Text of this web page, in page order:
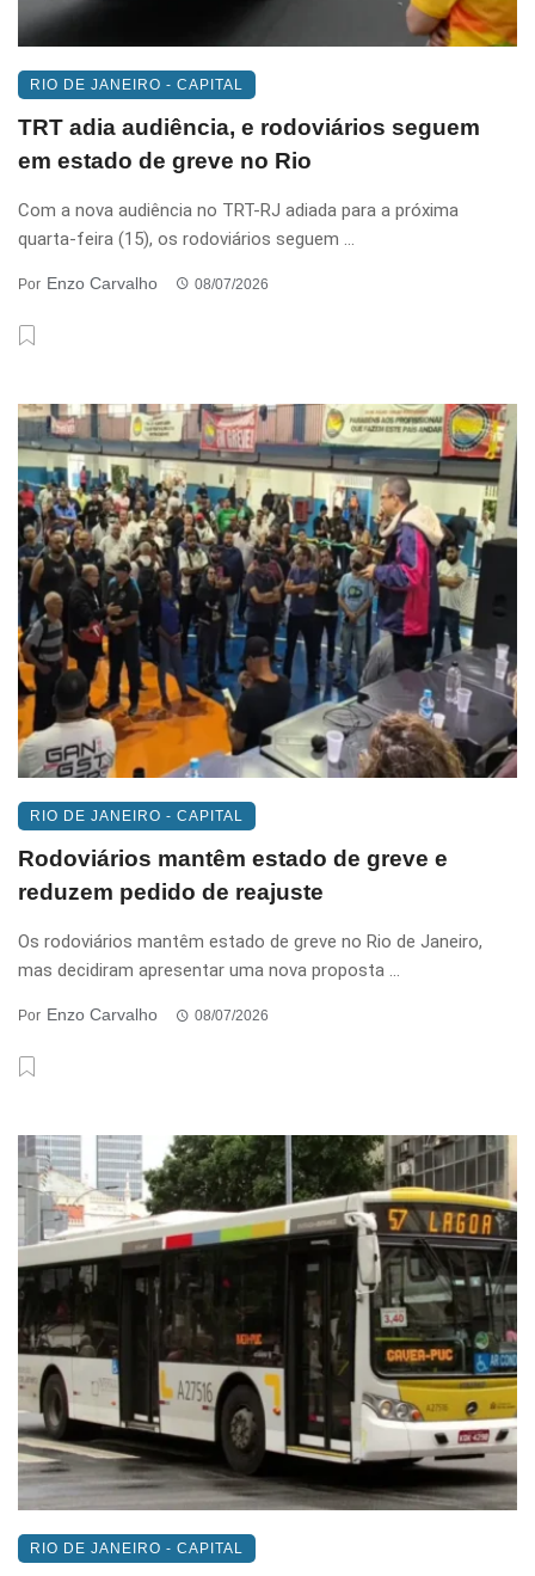
RIO DE JANEIRO - CAPITAL
TRT adia audiência, e rodoviários seguem
em estado de greve no Rio
Com a nova audiência no TRT-RJ adiada para a próxima
quarta-feira (15), os rodoviários seguem ...
Por Enzo Carvalho 08/07/2026
RIO DE JANEIRO - CAPITAL
Rodoviários mantêm estado de greve e
reduzem pedido de reajuste
Os rodoviários mantêm estado de greve no Rio de Janeiro,
mas decidiram apresentar uma nova proposta ...
Por Enzo Carvalho 08/07/2026
RIO DE JANEIRO - CAPITAL